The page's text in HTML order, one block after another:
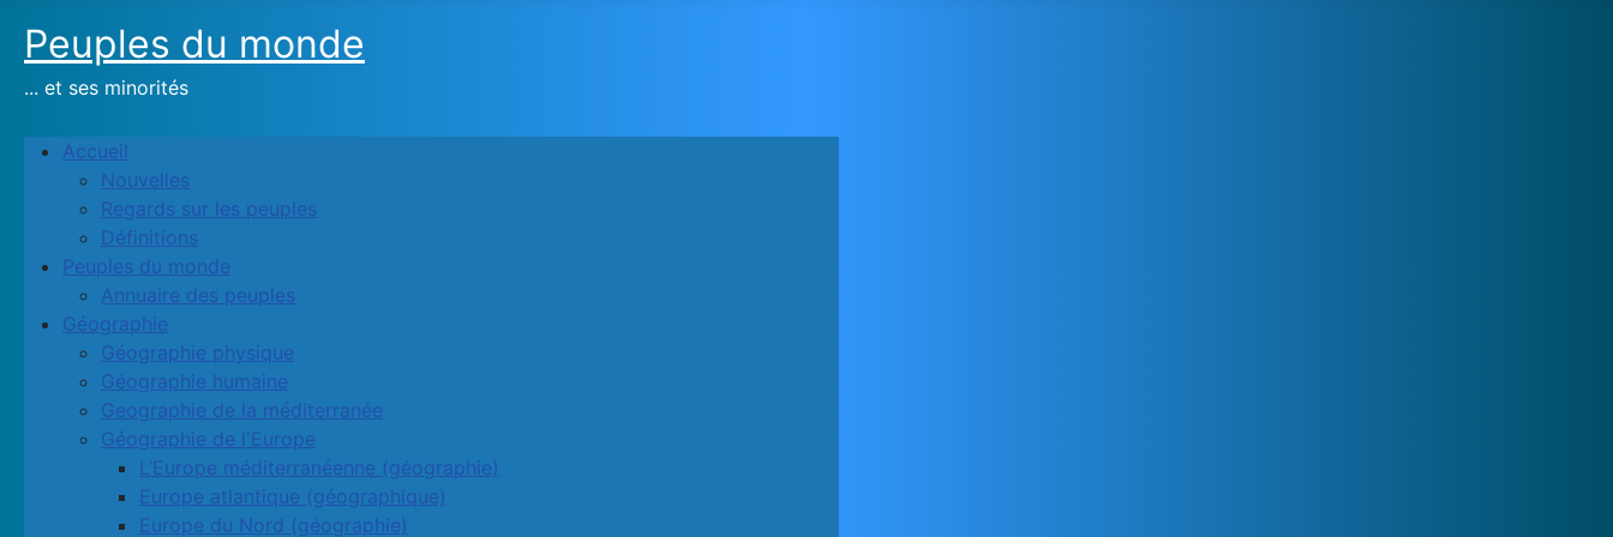
Peuples du monde
... et ses minorités
Accueil
Nouvelles
Regards sur les peuples
Définitions
Peuples du monde
Annuaire des peuples
Géographie
Géographie physique
Géographie humaine
Geographie de la méditerranée
Géographie de l'Europe
L’Europe méditerranéenne (géographie)
Europe atlantique (géographique)
Europe du Nord (géographie)